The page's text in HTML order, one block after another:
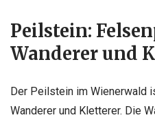
Peilstein:
Wanderer und
Der Peilstein im Wienerwald
Wanderer und Kletterer. Die